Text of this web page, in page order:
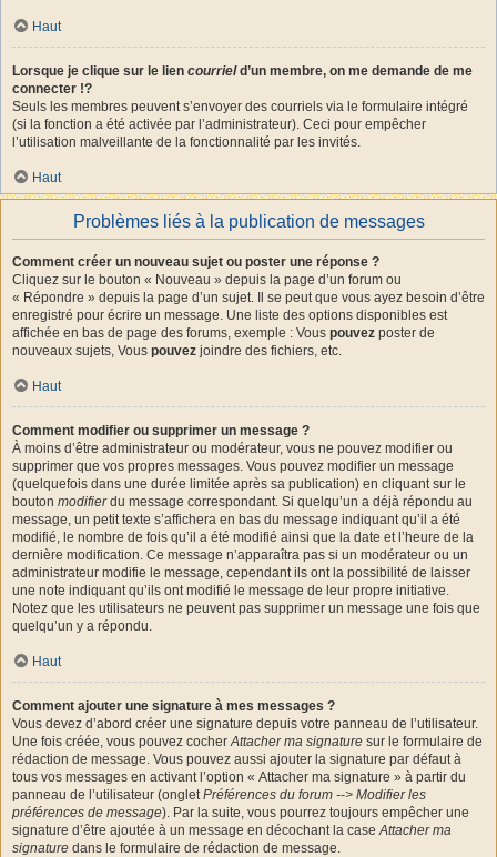
Haut
Lorsque je clique sur le lien courrield’un membre, on me demande de me
connecter !?
Seuls les membres peuvent s’envoyer des courriels via le formulaire intégré
(si la fonction a été activée par l’administrateur). Ceci pour empêcher
l’utilisation malveillante de la fonctionnalité par les invités.
Haut
Problèmes liés à la publication de messages
Comment créer un nouveau sujet ou poster une réponse ?
Cliquez sur le bouton « Nouveau » depuis la page d’un forum ou
« Répondre » depuis la page d’un sujet. Il se peut que vous ayez besoin d’être
enregistré pour écrire un message. Une liste des options disponibles est
affichée en bas de page des forums, exemple : Vous pouvez poster de
nouveaux sujets, Vous pouvez joindre des fichiers, etc.
Haut
Comment modifier ou supprimer un message ?
À moins d’être administrateur ou modérateur, vous ne pouvez modifier ou
supprimer que vos propres messages. Vous pouvez modifier un message
(quelquefois dans une durée limitée après sa publication) en cliquant sur le
bouton modifierdu message correspondant. Si quelqu’un a déjà répondu au
message, un petit texte s’affichera en bas du message indiquant qu’il a été
modifié, le nombre de fois qu’il a été modifié ainsi que la date et l’heure de la
dernière modification. Ce message n’apparaîtra pas si un modérateur ou un
administrateur modifie le message, cependant ils ont la possibilité de laisser
une note indiquant qu’ils ont modifié le message de leur propre initiative.
Notez que les utilisateurs ne peuvent pas supprimer un message une fois que
quelqu’un y a répondu.
Haut
Comment ajouter une signature à mes messages ?
Vous devez d’abord créer une signature depuis votre panneau de l’utilisateur.
Une fois créée, vous pouvez cocherAttacher ma signature sur le formulaire de
rédaction de message. Vous pouvez aussi ajouter la signature par défaut à
tous vos messages en activant l’option « Attacher ma signature » à partir du
panneau de l’utilisateur (ongletPréférences du forum --> Modifier les
préférences de message). Par la suite, vous pourrez toujours empêcher une
signature d’être ajoutée à un message en décochant la caseAttacher ma
signature dans le formulaire de rédaction de message.